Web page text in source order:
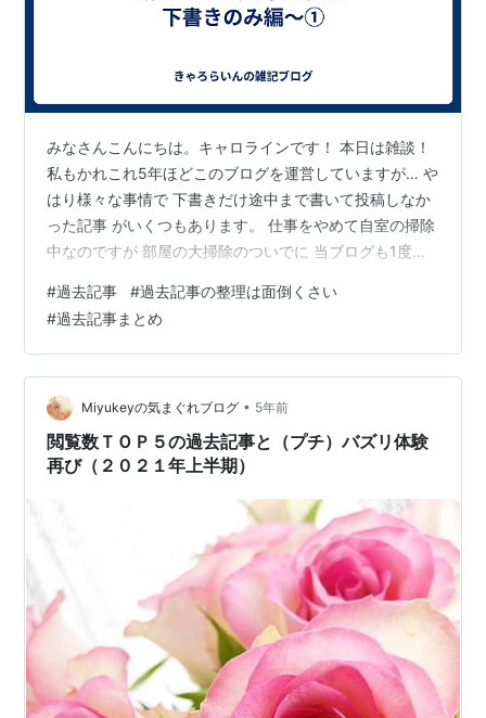
みなさんこんにちは。キャロラインです！ 本日は雑談！
私もかれこれ5年ほどこのブログを運営していますが… や
はり様々な事情で 下書きだけ途中まで書いて投稿しなか
った記事 がいくつもあります。 仕事をやめて自室の掃除
中なのですが 部屋の大掃除のついでに 当ブログも1度綺
きを削除する前に ここで「こんなこと書いたなぁ」くら
いの感覚で まとめてみようと思います！ というわけで早
速1本目！ 【心理学】映画から親子関係について考察する
～映画ヒーリングっど♥プリキュア ゆめのまちでキュ
ン！っとGoGo！大変身！！～ ※本記事では映画の話を基
に話を進めて…
#過去記事 #過去記事の整理は面倒くさい
#過去記事まとめ
Miyukeyの気まぐれブログ • 5年前
閲覧数ＴＯＰ５の過去記事と（プチ）バズリ体験
再び（２０２１年上半期）